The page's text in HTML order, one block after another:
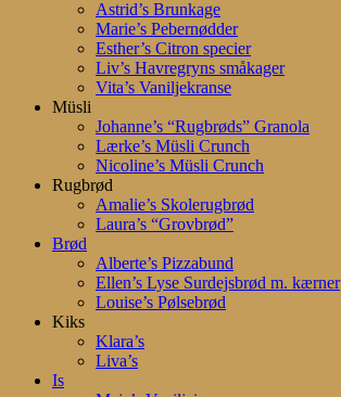
Astrid’s Brunkage
Marie’s Pebernødder
Esther’s Citron specier
Liv’s Havregryns småkager
Vita’s Vaniljekranse
Müsli
Johanne’s “Rugbrøds” Granola
Lærke’s Müsli Crunch
Nicoline’s Müsli Crunch
Rugbrød
Amalie’s Skolerugbrød
Laura’s “Grovbrød”
Brød
Alberte’s Pizzabund
Ellen’s Lyse Surdejsbrød m. kærner
Louise’s Pølsebrød
Kiks
Klara’s
Liva’s
Is